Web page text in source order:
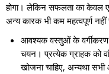
होगा। लेकिन सफलता का केवल
अन्य कारक भी कम महत्वपूर्ण नहीं
आवश्यक वस्तुओं के
चयन। प्रत्येक ग्राहक को
खोजना चाहिए, अन्यथा